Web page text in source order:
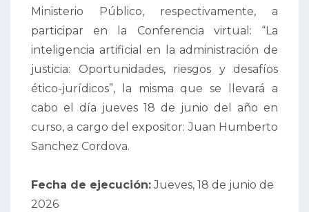
Ministerio Público, respectivamente, a
participar en la Conferencia virtual: “La
inteligencia artificial en la administración de
justicia: Oportunidades, riesgos y desafíos
ético-jurídicos”, la misma que se llevará a
cabo el día jueves 18 de junio del año en
curso, a cargo del expositor: Juan Humberto
Sanchez Cordova.
Fecha de ejecución:Jueves, 18 de junio de
2026